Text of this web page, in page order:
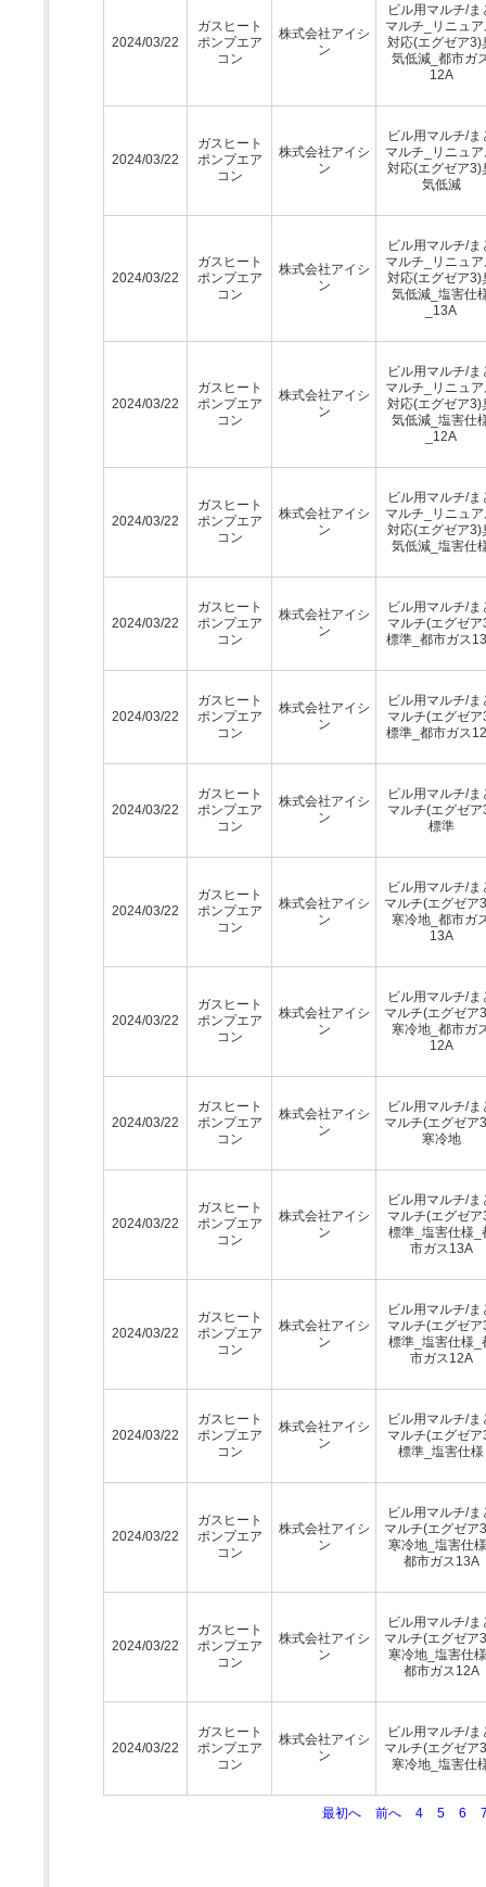
2024/03/22
ガスヒート
ポンプエア
コン
株式会社アイシ
ン
ビル用マルチ/ま
マルチ_リニュ
対応(エグゼア3)
気低減_都市ガ
12A
2024/03/22
ガスヒート
ポンプエア
コン
株式会社アイシ
ン
ビル用マルチ/ま
マルチ_リニュ
対応(エグゼア3)
気低減
2024/03/22
ガスヒート
ポンプエア
コン
株式会社アイシ
ン
ビル用マルチ/ま
マルチ_リニュ
対応(エグゼア3)
気低減_塩害仕
_13A
2024/03/22
ガスヒート
ポンプエア
コン
株式会社アイシ
ン
ビル用マルチ/ま
マルチ_リニュ
対応(エグゼア3)
気低減_塩害仕
_12A
2024/03/22
ガスヒート
ポンプエア
コン
株式会社アイシ
ン
ビル用マルチ/ま
マルチ_リニュ
対応(エグゼア3)
気低減_塩害仕
2024/03/22
ガスヒート
ポンプエア
コン
株式会社アイシ
ン
ビル用マルチ/ま
マルチ(エグゼア
標準_都市ガス
2024/03/22
ガスヒート
ポンプエア
コン
株式会社アイシ
ン
ビル用マルチ/ま
マルチ(エグゼア
標準_都市ガス
2024/03/22
ガスヒート
ポンプエア
コン
株式会社アイシ
ン
ビル用マルチ/ま
マルチ(エグゼア
標準
2024/03/22
ガスヒート
ポンプエア
コン
株式会社アイシ
ン
ビル用マルチ/ま
マルチ(エグゼア
寒冷地_都市ガ
13A
2024/03/22
ガスヒート
ポンプエア
コン
株式会社アイシ
ン
ビル用マルチ/ま
マルチ(エグゼア
寒冷地_都市ガ
12A
2024/03/22
ガスヒート
ポンプエア
コン
株式会社アイシ
ン
ビル用マルチ/ま
マルチ(エグゼア
寒冷地
2024/03/22
ガスヒート
ポンプエア
コン
株式会社アイシ
ン
ビル用マルチ/ま
マルチ(エグゼア
標準_塩害仕様_
市ガス13A
2024/03/22
ガスヒート
ポンプエア
コン
株式会社アイシ
ン
ビル用マルチ/ま
マルチ(エグゼア
標準_塩害仕様_
市ガス12A
2024/03/22
ガスヒート
ポンプエア
コン
株式会社アイシ
ン
ビル用マルチ/ま
マルチ(エグゼア
標準_塩害仕様
2024/03/22
ガスヒート
ポンプエア
コン
株式会社アイシ
ン
ビル用マルチ/ま
マルチ(エグゼア
寒冷地_塩害仕
都市ガス13A
2024/03/22
ガスヒート
ポンプエア
コン
株式会社アイシ
ン
ビル用マルチ/ま
マルチ(エグゼア
寒冷地_塩害仕
都市ガス12A
2024/03/22
ガスヒート
ポンプエア
コン
株式会社アイシ
ン
ビル用マルチ/ま
マルチ(エグゼア
寒冷地_塩害仕
最初へ 前へ 4 5 6